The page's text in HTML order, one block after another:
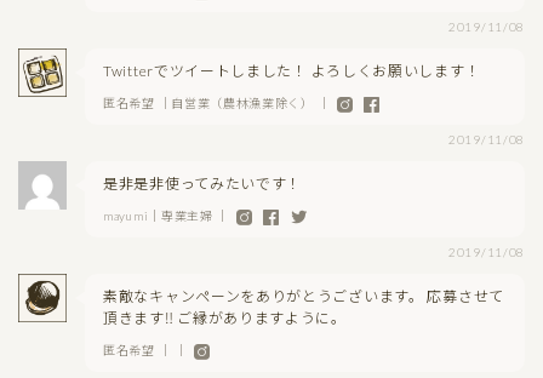
2019/11/08
Twitterでツイートしました！ よろしくお願いします！
匿名希望 ｜自営業（農林漁業除く） ｜
2019/11/08
是非是非使ってみたいです！
mayumi｜専業主婦 ｜
2019/11/08
素敵なキャンペーンをありがとうございます。 応募させて
頂きます‼︎ ご縁がありますように。
匿名希望 ｜ ｜